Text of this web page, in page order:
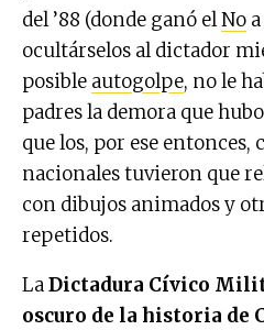
del ’88 (donde ganó elNo
ocultárselos al dictador
posible autogolpe, no le
padres la demora que
que los, por ese entonces,
nacionales tuvieron que
con dibujos animados y
repetidos.
LaDictadura Cívico
oscuro de la historia de